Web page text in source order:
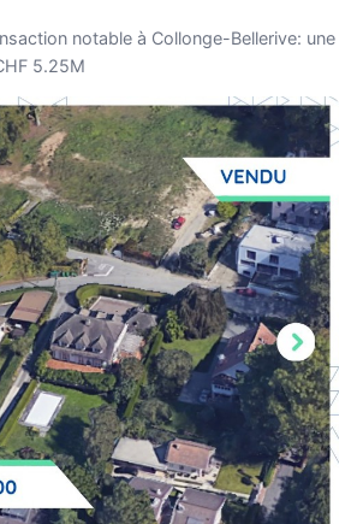
notable à Collonge-Bellerive: une
5.25M